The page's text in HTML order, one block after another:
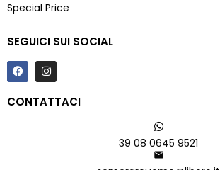
Special Price
SEGUICI SUI SOCIAL
CONTATTACI
39 08 0645 9521